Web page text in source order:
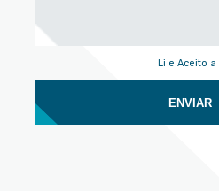
Li e Aceito a
ENVIAR